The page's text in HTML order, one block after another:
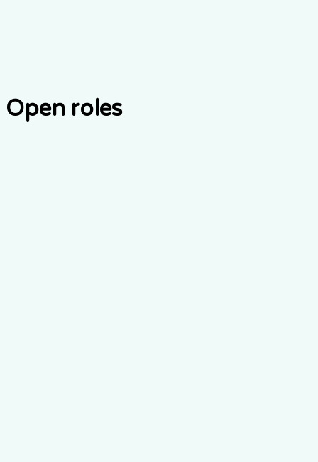
Open roles